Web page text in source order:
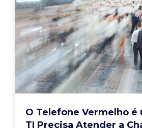
O Telefone Vermelho é
TI Precisa Atender a